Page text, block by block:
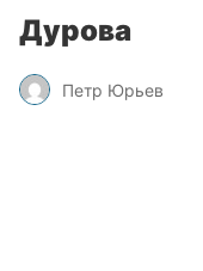
Дурова
Петр Юрьев